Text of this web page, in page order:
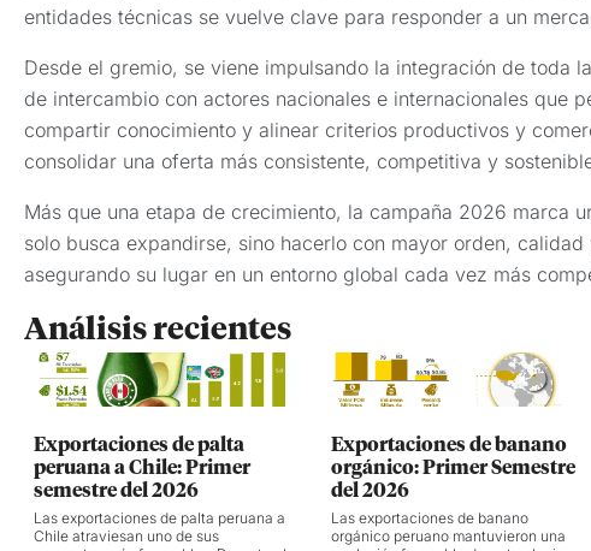
entidades técnicas se vuelve clave para responder a un
Desde el gremio, se viene impulsando la integración de toda
de intercambio con actores nacionales e internacionales que
compartir conocimiento y alinear criterios productivos y
consolidar una oferta más consistente, competitiva y
Más que una etapa de crecimiento, la campaña 2026 marca
solo busca expandirse, sino hacerlo con mayor orden,
asegurando su lugar en un entorno global cada vez más
Análisis recientes
Exportaciones de palta
peruana a Chile: Primer
semestre del 2026
Las exportaciones de palta peruana a
Chile atraviesan uno de sus
Exportaciones de banano
orgánico: Primer Semestre
del 2026
Las exportaciones de banano
orgánico peruano mantuvieron una